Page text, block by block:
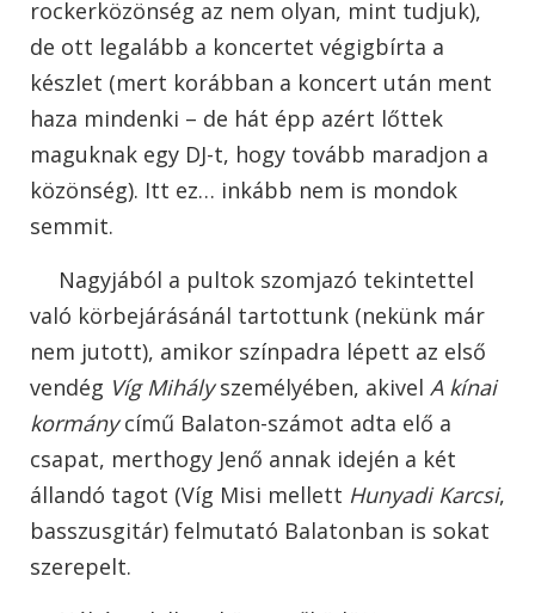
rockerközönség az nem olyan, mint tudjuk),
de ott legalább a koncertet végigbírta a
készlet (mert korábban a koncert után ment
haza mindenki – de hát épp azért lőttek
maguknak egy DJ-t, hogy tovább maradjon a
közönség). Itt ez… inkább nem is mondok
semmit.
Nagyjából a pultok szomjazó tekintettel
való körbejárásánál tartottunk (nekünk már
nem jutott), amikor színpadra lépett az első
vendég Víg Mihályszemélyében, akivel A kínai
kormánycímű Balaton-számot adta elő a
csapat, merthogy Jenő annak idején a két
állandó tagot (Víg Misi mellett Hunyadi Karcsi,
basszusgitár) felmutató Balatonban is sokat
szerepelt.